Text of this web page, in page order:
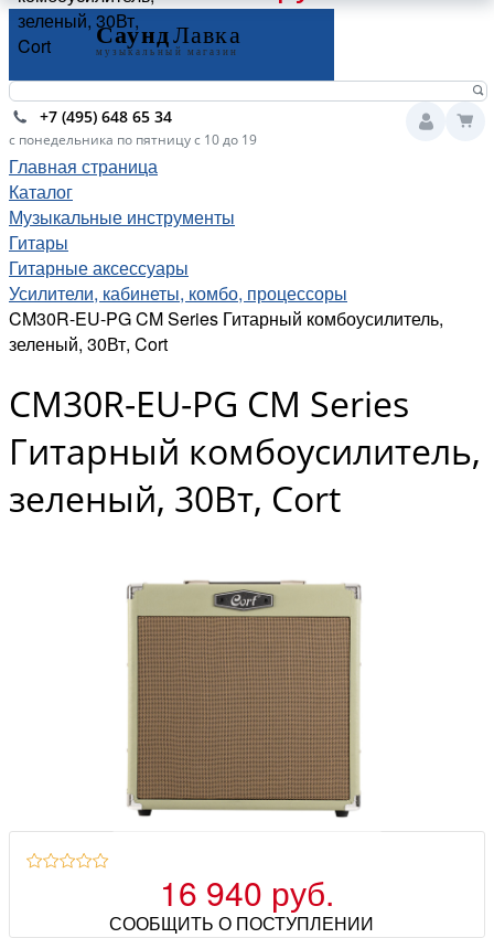
+7 (495) 648 65 34
с понедельника по пятницу с 10 до 19
Главная страница
Каталог
Музыкальные инструменты
Гитары
Гитарные аксессуары
Усилители, кабинеты, комбо, процессоры
CM30R-EU-PG CM Series Гитарный комбоусилитель,
зеленый, 30Вт, Cort
CM30R-EU-PG CM Series
Гитарный комбоусилитель,
зеленый, 30Вт, Cort
16 940 руб.
СООБЩИТЬ О ПОСТУПЛЕНИИ
зеленый, 30Вт,
Cort